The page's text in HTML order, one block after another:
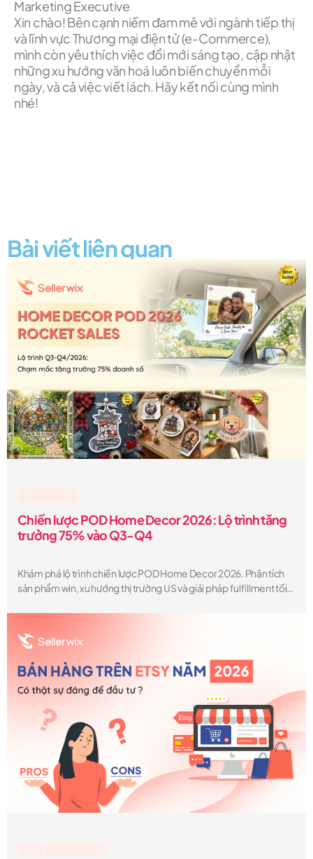
Marketing Executive
Xin chào! Bên cạnh niềm đam mê với ngành tiếp thị
và lĩnh vực Thương mại điện tử (e-Commerce),
mình còn yêu thích việc đổi mới sáng tạo, cập nhật
những xu hướng văn hoá luôn biến chuyển mỗi
ngày, và cả việc viết lách. Hãy kết nối cùng mình
nhé!
Bài viết liên quan
Chiến lược POD Home Decor 2026: Lộ trình tăng
trưởng 75% vào Q3-Q4
Khám phá lộ trình chiến lược POD Home Decor 2026. Phân tích
sản phẩm win, xu hướng thị trường US và giải pháp fulfillment tối